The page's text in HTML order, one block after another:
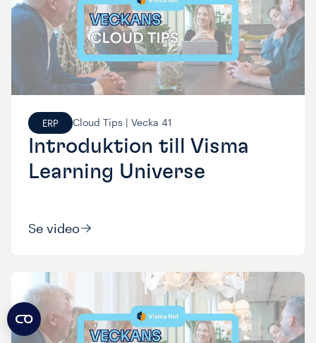
ERP Cloud Tips | Vecka 41
Introduktion till Visma
Learning Universe
Se video